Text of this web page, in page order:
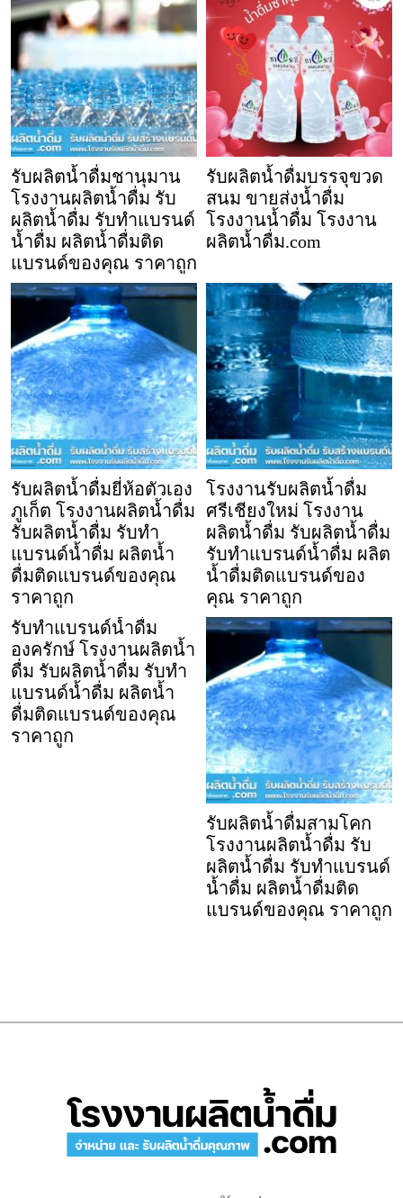
รับผลิตน้ำดื่มชานุมาน
โรงงานผลิตน้ำดื่ม รับ
ผลิตน้ำดื่ม รับทำแบรนด์
น้ำดื่ม ผลิตน้ำดื่มติด
แบรนด์ของคุณ ราคาถูก
รับผลิตน้ำดื่มบรรจุขวด
สนม ขายส่งน้ำดื่ม
โรงงานน้ำดื่ม โรงงาน
ผลิตน้ำดื่ม.com
รับผลิตน้ำดื่มยี่ห้อตัวเอง
ภูเก็ต โรงงานผลิตน้ำดื่ม
รับผลิตน้ำดื่ม รับทำ
แบรนด์น้ำดื่ม ผลิตน้ำ
ดื่มติดแบรนด์ของคุณ
ราคาถูก
โรงงานรับผลิตน้ำดื่ม
ศรีเชียงใหม่ โรงงาน
ผลิตน้ำดื่ม รับผลิตน้ำดื่ม
รับทำแบรนด์น้ำดื่ม ผลิต
น้ำดื่มติดแบรนด์ของ
คุณ ราคาถูก
รับทำแบรนด์น้ำดื่ม
องครักษ์ โรงงานผลิตน้ำ
ดื่ม รับผลิตน้ำดื่ม รับทำ
แบรนด์น้ำดื่ม ผลิตน้ำ
ดื่มติดแบรนด์ของคุณ
ราคาถูก
รับผลิตน้ำดื่มสามโคก
โรงงานผลิตน้ำดื่ม รับ
ผลิตน้ำดื่ม รับทำแบรนด์
น้ำดื่ม ผลิตน้ำดื่มติด
แบรนด์ของคุณ ราคาถูก